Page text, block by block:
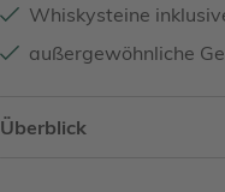
Whiskysteine
außergewöhnliche
Überblick